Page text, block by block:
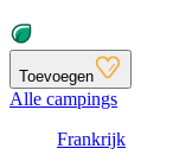
Toevoegen
Alle campings
Frankrijk